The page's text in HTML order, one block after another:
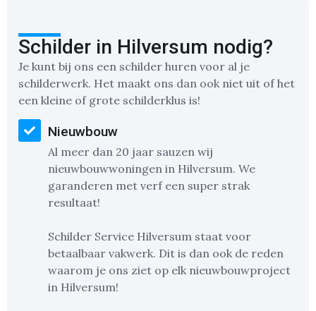
Schilder in Hilversum nodig?
Je kunt bij ons een schilder huren voor al je
schilderwerk. Het maakt ons dan ook niet uit of het
een kleine of grote schilderklus is!
Nieuwbouw
Al meer dan 20 jaar sauzen wij
nieuwbouwwoningen in Hilversum. We
garanderen met verf een super strak
resultaat!
Schilder Service Hilversum staat voor
betaalbaar vakwerk. Dit is dan ook de reden
waarom je ons ziet op elk nieuwbouwproject
in Hilversum!